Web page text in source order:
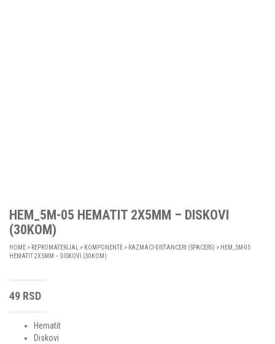
HEM_5M-05 HEMATIT 2X5MM – DISKOVI
(30KOM)
HOME > REPROMATERIJAL > KOMPONENTE > RAZMACI-DISTANCERI (SPACERS) > HEM_5M-05
HEMATIT 2X5MM – DISKOVI (30KOM)
49 RSD
Hematit
Diskovi